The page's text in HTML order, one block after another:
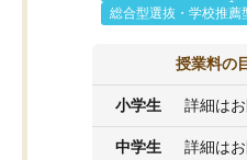
総合型選抜・学校推薦
授業料の
小学生 詳細は
中学生 詳細は